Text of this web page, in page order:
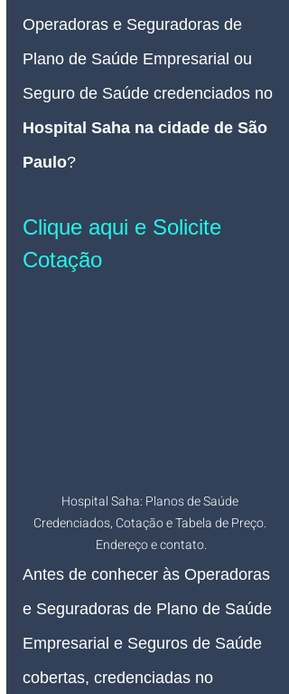
Operadoras e Seguradoras de
Plano de Saúde Empresarial ou
Seguro de Saúde credenciados no
Hospital Saha na cidade de São
Paulo?
Clique aqui e Solicite
Cotação
Hospital Saha: Planos de Saúde
Credenciados, Cotação e Tabela de Preço.
Endereço e contato.
Antes de conhecer às Operadoras
e Seguradoras de Plano de Saúde
Empresarial e Seguros de Saúde
cobertas, credenciadas no